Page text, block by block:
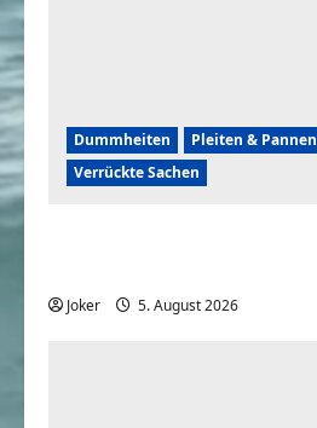
Dummheiten
Pleiten & Pannen
Verrückte Sachen
Joker 5. August 2026